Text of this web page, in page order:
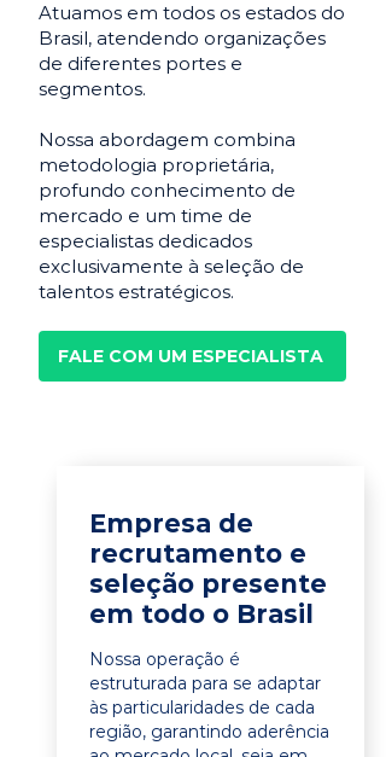
Atuamos em todos os estados do
Brasil, atendendo organizações
de diferentes portes e
segmentos.
Nossa abordagem combina
metodologia proprietária,
profundo conhecimento de
mercado e um time de
especialistas dedicados
exclusivamente à seleção de
talentos estratégicos.
FALE COM UM ESPECIALISTA
Empresa de
recrutamento e
seleção presente
em todo o Brasil
Nossa operação é
estruturada para se adaptar
às particularidades de cada
região, garantindo aderência